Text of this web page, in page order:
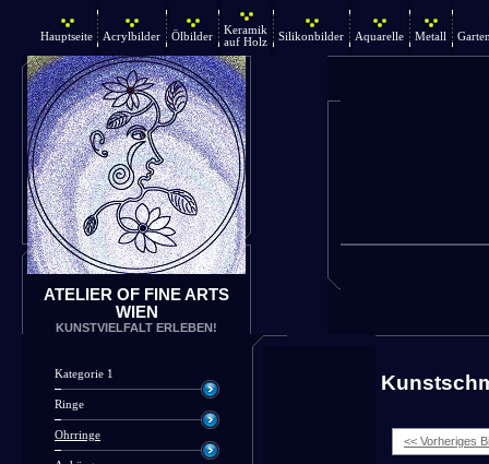
Hauptseite Acrylbilder Ölbilder
Keramik
auf Holz
Silikonbilder Aquarelle Metall
ATELIER OF FINE ARTS
WIEN
KUNSTVIELFALT ERLEBEN!
Kategorie 1
Ringe
Ohrringe << Vorheriges